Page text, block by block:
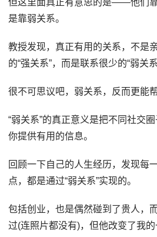
是靠弱关系。
教授发现，真正有用的关系，不是
的“强关系”，而是联系很少的“弱关系
很不可思议吧，弱关系，反而更能帮
“弱关系”的真正意义是把不同社交
你提供有用的信息。
回顾一下自己的人生经历，发现每
点，都是通过“弱关系”实现的。
包括创业，也是偶然碰到了贵人，
过(连照片都没有)，但他改变了我的